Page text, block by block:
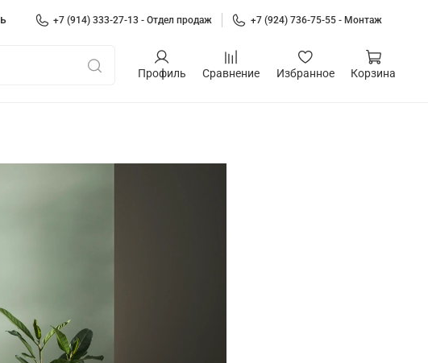
+7 (914) 333-27-13 - Отдел продаж +7 (924) 736-75-55 - Монтаж
Профиль Сравнение Избранное Корзина